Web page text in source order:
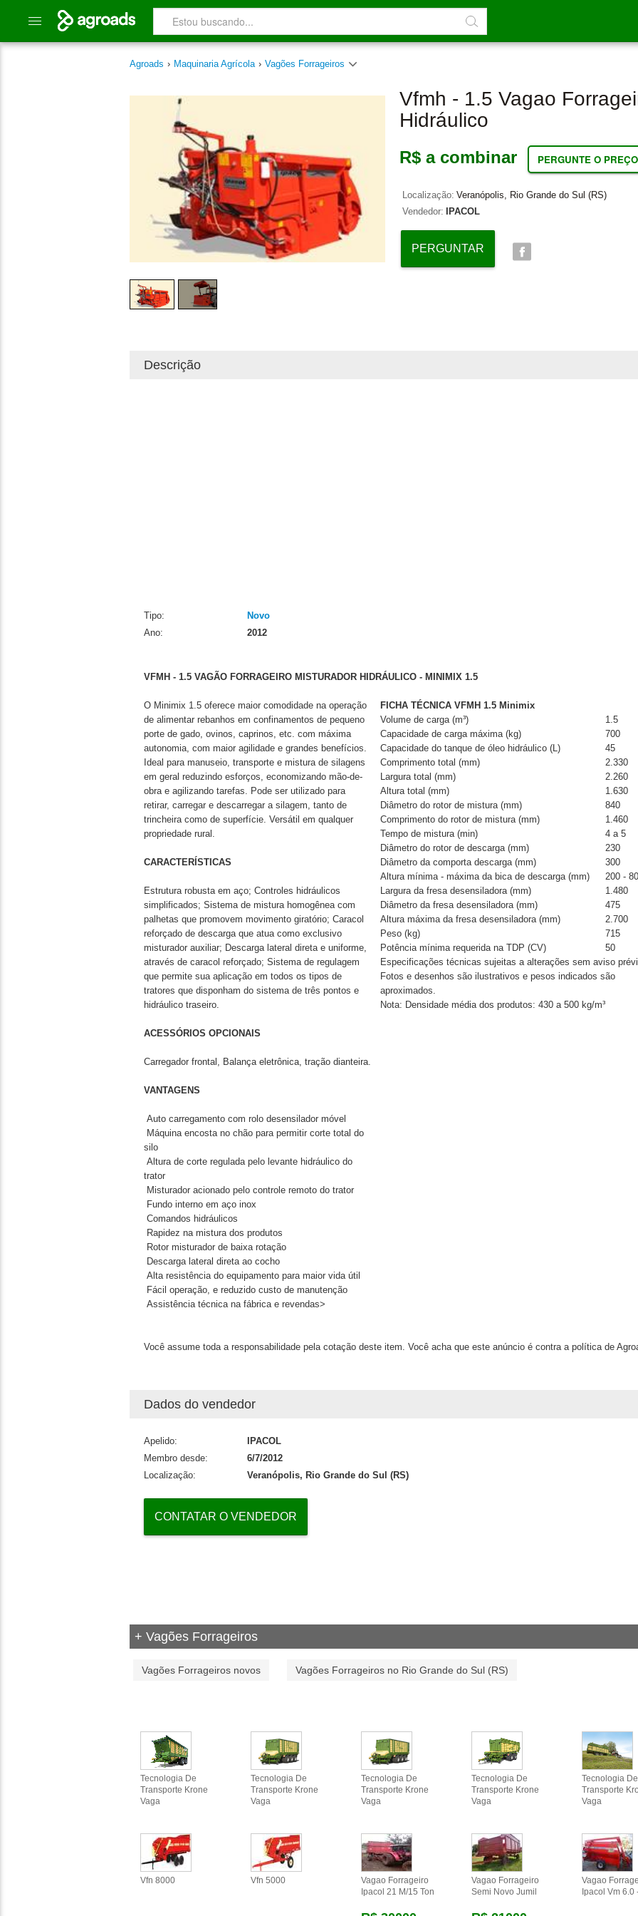
Agroads › Maquinaria Agrícola › Vagões Forrageiros
Vfmh - 1.5 Vagao
Hidráulico
R$ a combinar PERGUNTE O PREÇO
Localização: Veranópolis, Rio Grande do Sul (RS)
Vendedor:
IPACOL
PERGUNTAR
Descrição
Tipo:
Novo
Ano:
2012
VFMH - 1.5 VAGÃO FORRAGEIRO MISTURADOR HIDRÁULICO - MINIMIX 1.5
O Minimix 1.5 oferece maior comodidade na operação
de alimentar rebanhos em confinamentos de pequeno
porte de gado, ovinos, caprinos, etc. com máxima
autonomia, com maior agilidade e grandes benefícios.
Ideal para manuseio, transporte e mistura de silagens
em geral reduzindo esforços, economizando mão-de-
obra e agilizando tarefas. Pode ser utilizado para
retirar, carregar e descarregar a silagem, tanto de
trincheira como de superfície. Versátil em qualquer
propriedade rural.
FICHA TÉCNICA VFMH 1.5 Minimix
Volume de carga (m³)
1.5
Capacidade de carga máxima (kg)
700
Capacidade do tanque de óleo hidráulico (L)
45
Comprimento total (mm)
2.330
Largura total (mm)
2.260
Altura total (mm)
1.630
Diâmetro do rotor de mistura (mm)
840
Comprimento do rotor de mistura (mm)
1.460
Tempo de mistura (min)
4 a 5
Diâmetro do rotor de descarga (mm)
230
Diâmetro da comporta descarga (mm)
300
Altura mínima - máxima da bica de descarga (mm)
200 -
Largura da fresa desensiladora (mm)
1.480
Diâmetro da fresa desensiladora (mm)
475
Altura máxima da fresa desensiladora (mm)
2.700
Peso (kg)
715
Potência mínima requerida na TDP (CV)
50
Especificações técnicas sujeitas a alterações sem aviso
Fotos e desenhos são ilustrativos e pesos indicados são
aproximados.
Nota: Densidade média dos produtos: 430 a 500 kg/m³
CARACTERÍSTICAS
Estrutura robusta em aço; Controles hidráulicos
simplificados; Sistema de mistura homogênea com
palhetas que promovem movimento giratório; Caracol
reforçado de descarga que atua como exclusivo
misturador auxiliar; Descarga lateral direta e uniforme,
através de caracol reforçado; Sistema de regulagem
que permite sua aplicação em todos os tipos de
tratores que disponham do sistema de três pontos e
hidráulico traseiro.
ACESSÓRIOS OPCIONAIS
Carregador frontal, Balança eletrônica, tração dianteira.
VANTAGENS
Auto carregamento com rolo desensilador móvel
Máquina encosta no chão para permitir corte total do
silo
Altura de corte regulada pelo levante hidráulico do
trator
Misturador acionado pelo controle remoto do trator
Fundo interno em aço inox
Comandos hidráulicos
Rapidez na mistura dos produtos
Rotor misturador de baixa rotação
Descarga lateral direta ao cocho
Alta resistência do equipamento para maior vida útil
Fácil operação, e reduzido custo de manutenção
Assistência técnica na fábrica e revendas>
Você assume toda a responsabilidade pela cotação deste item. Você acha que este anúncio é contra a política de
Dados do vendedor
Apelido:
IPACOL
Membro desde:
6/7/2012
Localização:
Veranópolis, Rio Grande do Sul (RS)
CONTATAR O VENDEDOR
+ Vagões Forrageiros
Vagões Forrageiros novos Vagões Forrageiros no Rio Grande do Sul (RS)
Tecnologia De
Transporte Krone
Vaga
Tecnologia De
Transporte Krone
Vaga
Tecnologia De
Transporte Krone
Vaga
Tecnologia De
Transporte Krone
Vaga
Tecnologia De
Transporte
Vaga
Vfn 8000 Vfn 5000
Vagao Forrageiro
Ipacol 21 M/15 Ton
Vagao Forrageiro
Semi Novo Jumil
Vagao
Ipacol Vm 6.0